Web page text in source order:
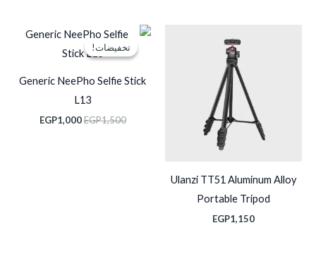
Ulanzi TT51 Aluminum Alloy
Portable Tripod
EGP1,150
تخفيضات!
تخفيضات!
Generic NeePho Selfie Stick
L13
EGP1,500
السعر
الأصلي
هو:
EGP1,000
السعر
الحالي